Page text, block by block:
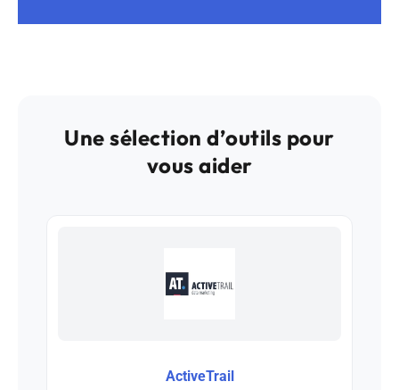
Une sélection d’outils pour
vous aider
ActiveTrail